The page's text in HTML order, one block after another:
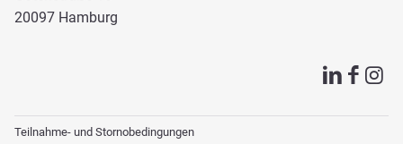
20097 Hamburg
Teilnahme- und Stornobedingungen